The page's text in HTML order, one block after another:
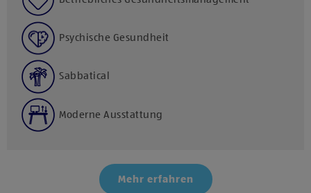
Psychische Gesundheit
Sabbatical
Moderne Ausstattung
Mehr erfahren